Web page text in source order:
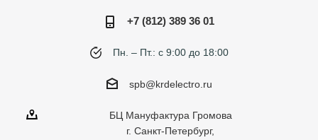
+7 (812) 389 36 01
Пн. – Пт.: с 9:00 до 18:00
spb@krdelectro.ru
БЦ Мануфактура Громова
г. Санкт-Петербург,